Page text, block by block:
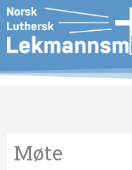
Hopp
rett
til
innholdet
Møte